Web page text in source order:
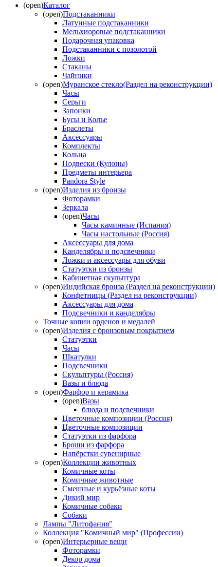
(open)Каталог
(open)Подстаканники
Латунные подстаканники
Мельхиоровые подстаканники
Подарочная упаковка
Подстаканники с позолотой
Ложки
Стаканы
Чайники
(open)Муранское стекло(Раздел на реконструкции)
Часы
Серьги
Запонки
Бусы и Колье
Браслеты
Аксессуары
Комплекты
Кольца
Подвески (Кулоны)
Предметы интерьера
Pandora Style
(open)Изделия из бронзы
Фоторамки
Зеркала
(open)Часы
Часы каминные (Испания)
Часы настольные (Россия)
Аксессуары для дома
Канделябры и подсвечники
Ложки и аксессуары для обуви
Статуэтки из бронзы
Кабинетная скульптура
(open)Индийская бронза (Раздел на реконструкции)
Конфетницы (Раздел на реконструкции)
Аксессуары для дома
Подсвечники и канделябры
Точные копии орденов и медалей
(open)Изделия с бронзовым покрытием
Статуэтки
Часы
Шкатулки
Подсвечники
Скульптуры (Россия)
Вазы и блюда
(open)Фарфор и керамика
(open)Вазы
блюда и подсвечники
Цветочные композиции (Россия)
Цветочные композиции
Статуэтки из фарфора
Броши из фарфора
Напёрстки сувенирные
(open)Коллекции животных
Комичные коты
Комичные животные
Смешные и курьёзные коты
Дикий мир
Комичные собаки
Собаки
Лампы "Литофания"
Коллекция "Комичный мир" (Профессии)
(open)Интерьерные вещи
Фоторамки
Декор дома